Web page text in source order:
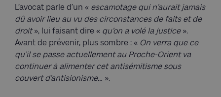
L’avocat parle d’un « escamotage qui n’aurait jamais
dû avoir lieu au vu des circonstances de faits et de
droit», lui faisant dire « qu’on a volé la justice».
Avant de prévenir, plus sombre : « On verra que ce
qu’il se passe actuellement au Proche-Orient va
continuer à alimenter cet antisémitisme sous
couvert d’antisionisme… ».